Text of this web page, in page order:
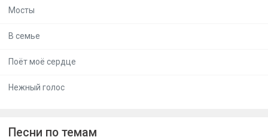
Мосты
В семье
Поёт моё сердце
Нежный голос
Песни по темам